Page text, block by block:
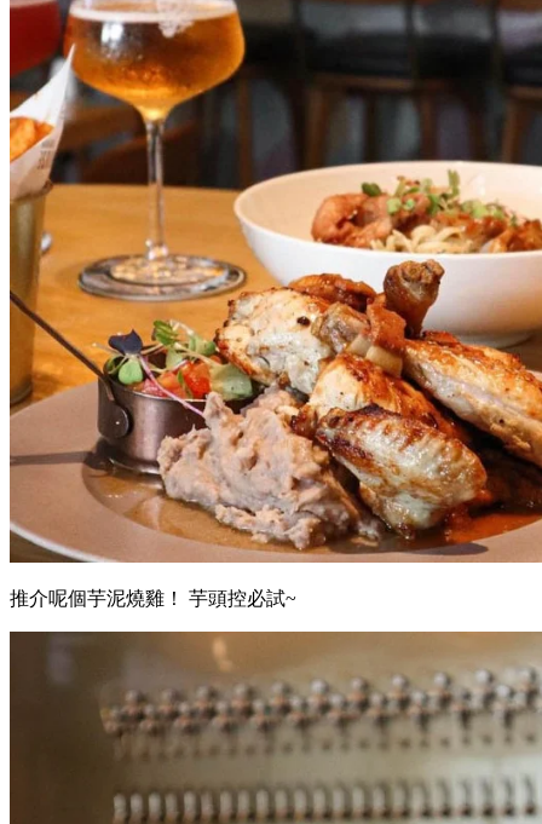
推介呢個芋泥燒雞！ 芋頭控必試~